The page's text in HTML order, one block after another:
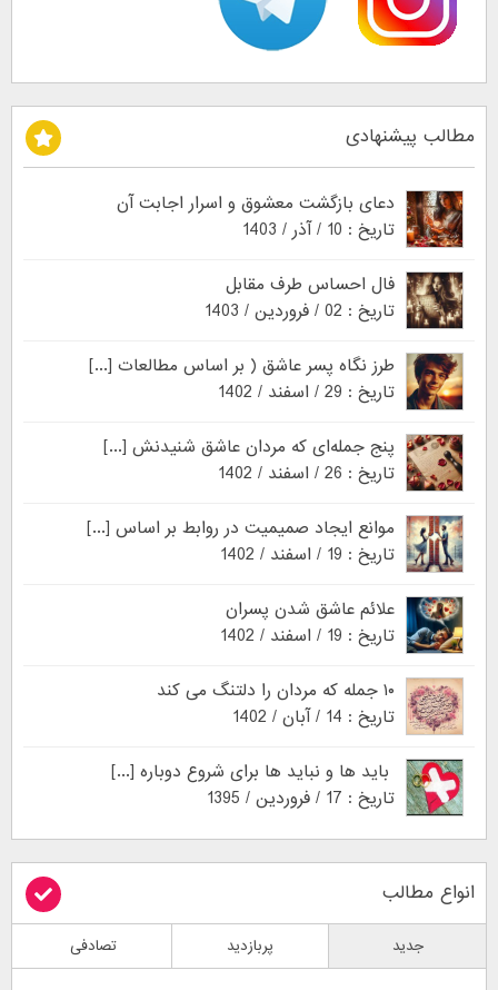
مطالب پیشنهادی
دعای بازگشت معشوق و اسرار اجابت آن
تاریخ : 10 / آذر / 1403
فال احساس طرف مقابل
تاریخ : 02 / فروردین / 1403
طرز نگاه پسر عاشق ( بر اساس مطالعات [...]
تاریخ : 29 / اسفند / 1402
پنج جمله‌ای که مردان عاشق شنیدنش [...]
تاریخ : 26 / اسفند / 1402
موانع ایجاد صمیمیت در روابط بر اساس [...]
تاریخ : 19 / اسفند / 1402
علائم عاشق شدن پسران
تاریخ : 19 / اسفند / 1402
۱۰ جمله که مردان را دلتنگ می کند
تاریخ : 14 / آبان / 1402
باید ها و نباید ها برای شروع دوباره [...]
تاریخ : 17 / فروردین / 1395
انواع مطالب
جدید پربازدید تصادفی